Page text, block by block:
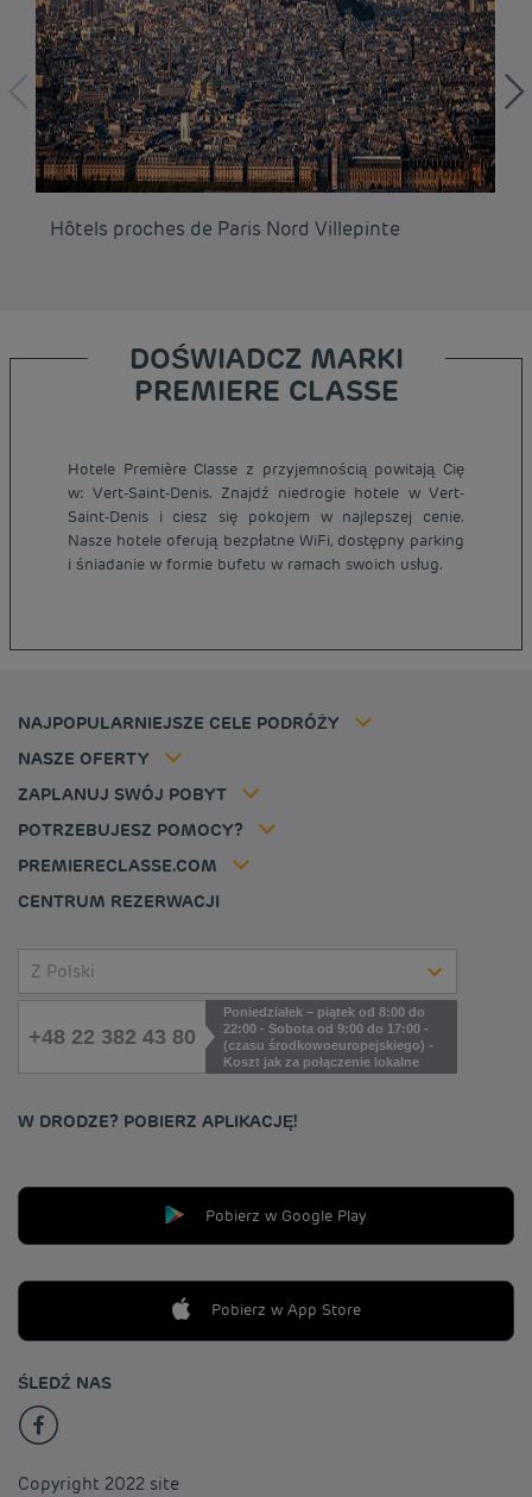
Hôtels proches de Paris Nord Villepinte
DOŚWIADCZ MARKI
PREMIERE CLASSE
Hotele Première Classe z przyjemnością powitają Cię
w: Vert-Saint-Denis. Znajdź niedrogie hotele w Vert-
Saint-Denis i ciesz się pokojem w najlepszej cenie.
Nasze hotele oferują bezpłatne WiFi, dostępny parking
i śniadanie w formie bufetu w ramach swoich usług.
NAJPOPULARNIEJSZE CELE PODRÓŻY
Tanie hotele Paryż
Tanie hotele Warszawa
Tanie hotele Wrocław
Tanie hotele Belgia
NASZE OFERTY
Stawka członkowska
ZAPLANUJ SWÓJ POBYT
POTRZEBUJESZ POMOCY?
PREMIERECLASSE.COM
Informacje prawne
Tax policy
Kariera
Louvre Hotels Group
CENTRUM REZERWACJI
Z Polski
+48 22 382 43 80
Poniedziałek – piątek od 8:00 do
22:00 - Sobota od 9:00 do 17:00 -
(czasu środkowoeuropejskiego) -
Koszt jak za połączenie lokalne
W DRODZE? POBIERZ APLIKACJĘ!
Pobierz w Google Play
Pobierz w App Store
ŚLEDŹ NAS
Copyright 2022 site